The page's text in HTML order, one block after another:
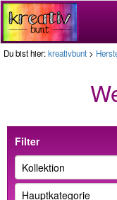
Du bist hier:kreativbunt >
Filter